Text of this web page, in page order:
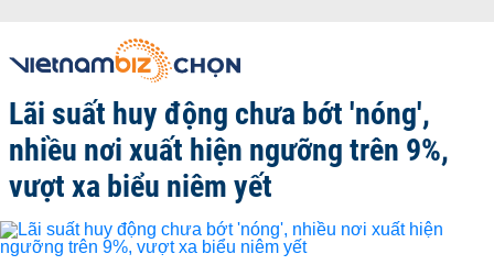
Lãi suất huy động chưa bớt 'nóng',
nhiều nơi xuất hiện ngưỡng trên 9%,
vượt xa biểu niêm yết